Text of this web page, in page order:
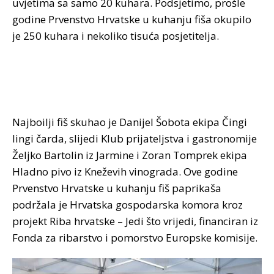
godine Prvenstvo Hrvatske u kuhanju fiša okupilo
je 250 kuhara i nekoliko tisuća posjetitelja.
Najboilji fiš skuhao je Danijel Šobota ekipa Čingi
lingi čarda, slijedi Klub prijateljstva i gastronomije
Željko Bartolin iz Jarmine i Zoran Tomprek ekipa
Hladno pivo iz Kneževih vinograda. Ove godine
Prvenstvo Hrvatske u kuhanju fiš paprikaša
podržala je Hrvatska gospodarska komora kroz
projekt Riba hrvatske – Jedi što vrijedi, financiran iz
Fonda za ribarstvo i pomorstvo Europske komisije.